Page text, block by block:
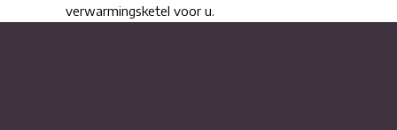
verwarmingsketel voor u.